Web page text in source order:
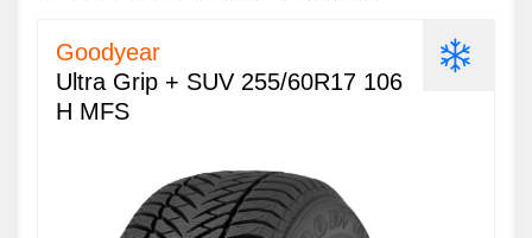
Goodyear
Ultra Grip + SUV 255/60R17 106
H MFS